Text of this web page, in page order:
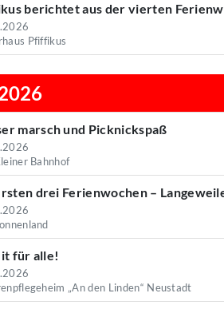
berichtet aus der vierten
Pfiffikus
marsch und Picknickspaß
Bahnhof
drei Ferienwochen –
für alle!
„An den Linden“ Neustadt